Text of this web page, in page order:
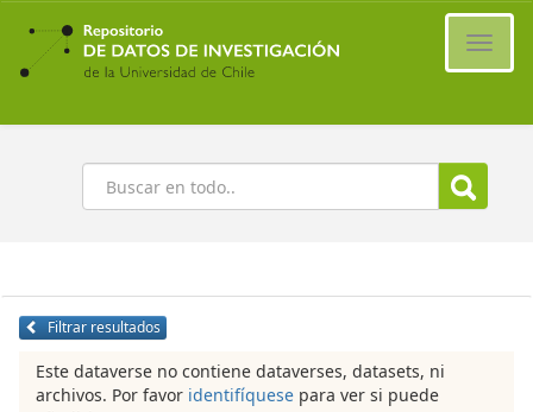
Ir
contenido
principal
Buscar
Filtrar resultados
Este dataverse no contiene dataverses, datasets, ni
archivos. Por favor identifíquese para ver si puede